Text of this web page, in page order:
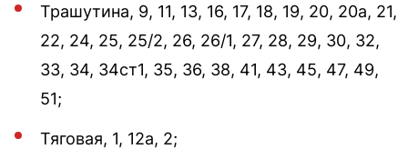
Трашутина, 9, 11, 13, 16, 17, 18, 19, 20, 20а, 21,
22, 24, 25, 25/2, 26, 26/1, 27, 28, 29, 30, 32,
33, 34, 34ст1, 35, 36, 38, 41, 43, 45, 47, 49,
51;
Тяговая, 1, 12а, 2;